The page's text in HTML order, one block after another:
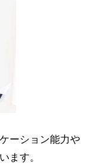
ーション能力や
ます。